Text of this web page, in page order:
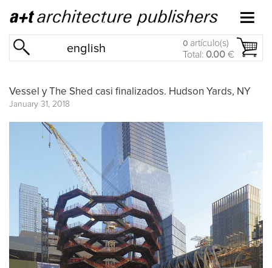
english 0 artículo(s)
Total: 0.00 €
Vessel y The Shed casi finalizados. Hudson Yards, NY
January 31, 2018